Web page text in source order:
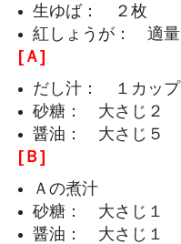
生ゆば： ２枚
紅しょうが： 適量
[Ａ]
だし汁： １カップ
砂糖： 大さじ２
醤油： 大さじ５
[Ｂ]
Ａの煮汁
砂糖： 大さじ１
醤油： 大さじ１